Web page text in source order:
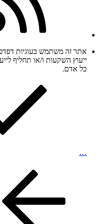
אתר זה משתמש בעוגיות
ייעוץ השקעות ו/או תחליף
כל אדם.
…